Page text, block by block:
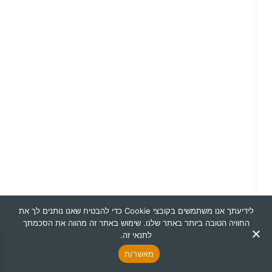
לידיעתך אנו משתמשים בקובצי Cookie כדי להבטיח שאנו נותנים לך את
החוויה הטובה ביותר באתר שלנו. שימוש באתר זה מהווה את הסכמתך
לתנאי זה.
מאשר/ת